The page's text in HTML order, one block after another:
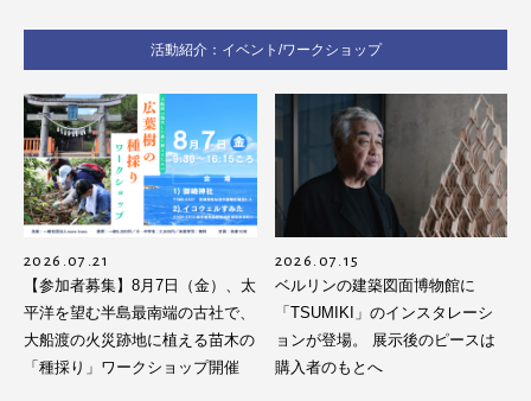
活動紹介：イベント/ワークショップ
2026.07.21
【参加者募集】8月7日（金）、太
平洋を望む半島最南端の古社で、
大船渡の火災跡地に植える苗木の
「種採り」ワークショップ開催
2026.07.15
ベルリンの建築図面博物館に
「TSUMIKI」のインスタレーシ
ョンが登場。 展示後のピースは
購入者のもとへ